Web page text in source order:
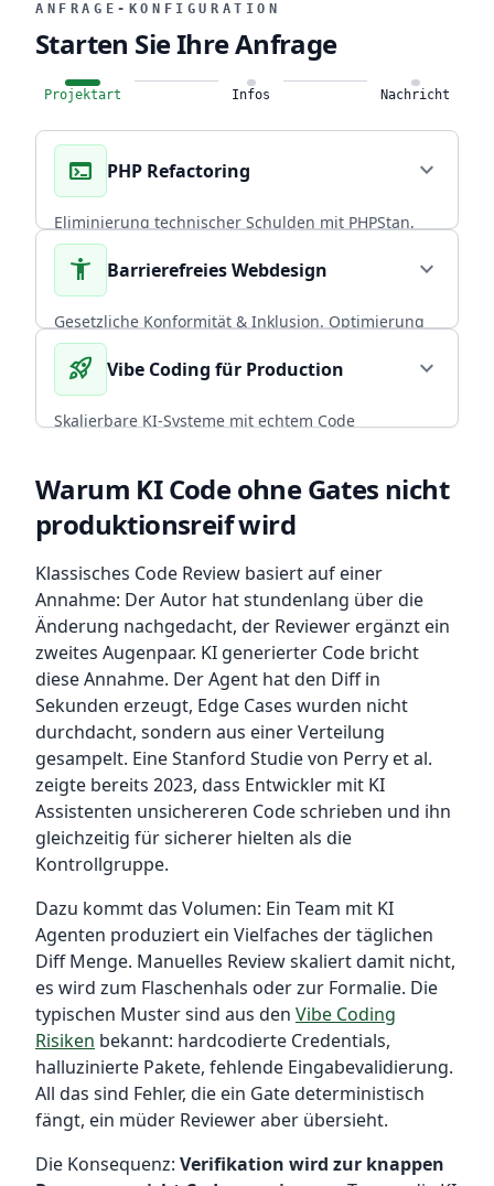
ANFRAGE-KONFIGURATION
Starten Sie Ihre Anfrage
Projektart Infos Nachricht
terminal PHP Refactoring expand_more
Eliminierung technischer Schulden mit PHPStan,
Rector PHP und PHPUnit. Über 20 Jahre
Praxiserfahrung in skalierbaren Backends.
CORE EXPERTISE
Diesen Service wählenarrow_forward
accessibility_new Barrierefreies Webdesign expand_more
Gesetzliche Konformität & Inklusion. Optimierung
von Performance und Conversion durch radikal
nutzerzentriertes, universelles Design.
BFSG COMPLIANT
rocket_launch Vibe Coding für Production expand_more
Skalierbare KI-Systeme mit echtem Code
Diesen Service wählen arrow_forward
Warum KI Code ohne Gates nicht
produktionsreif wird
Klassisches Code Review basiert auf einer
Annahme: Der Autor hat stundenlang über die
Änderung nachgedacht, der Reviewer ergänzt ein
zweites Augenpaar. KI generierter Code bricht
diese Annahme. Der Agent hat den Diff in
Sekunden erzeugt, Edge Cases wurden nicht
durchdacht, sondern aus einer Verteilung
gesampelt. Eine Stanford Studie von Perry et al.
zeigte bereits 2023, dass Entwickler mit KI
Assistenten unsichereren Code schrieben und ihn
gleichzeitig für sicherer hielten als die
Kontrollgruppe.
Dazu kommt das Volumen: Ein Team mit KI
Agenten produziert ein Vielfaches der täglichen
Diff Menge. Manuelles Review skaliert damit nicht,
es wird zum Flaschenhals oder zur Formalie. Die
typischen Muster sind aus den Vibe Coding
Risiken bekannt: hardcodierte Credentials,
halluzinierte Pakete, fehlende Eingabevalidierung.
All das sind Fehler, die ein Gate deterministisch
fängt, ein müder Reviewer aber übersieht.
Die Konsequenz: Verifikation wird zur knappen